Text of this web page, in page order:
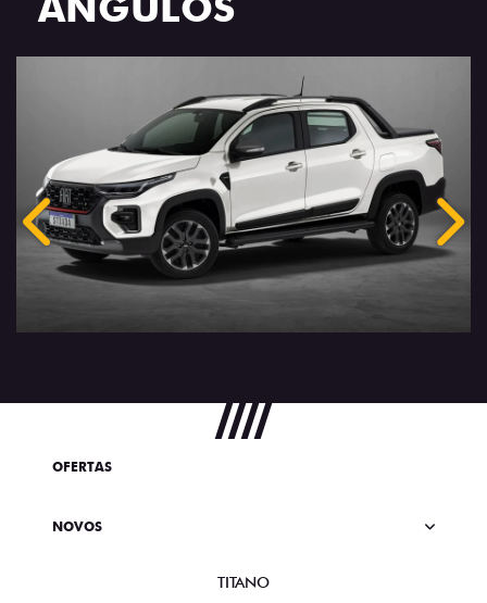
Anterior
OFERTAS
NOVOS
TITANO